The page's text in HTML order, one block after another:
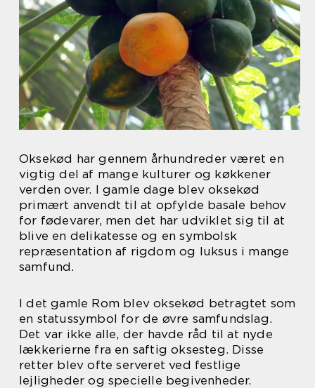
Oksekød har gennem århundreder været en
vigtig del af mange kulturer og køkkener
verden over. I gamle dage blev oksekød
primært anvendt til at opfylde basale behov
for fødevarer, men det har udviklet sig til at
blive en delikatesse og en symbolsk
repræsentation af rigdom og luksus i mange
samfund.
I det gamle Rom blev oksekød betragtet som
en statussymbol for de øvre samfundslag.
Det var ikke alle, der havde råd til at nyde
lækkerierne fra en saftig oksesteg. Disse
retter blev ofte serveret ved festlige
lejligheder og specielle begivenheder.